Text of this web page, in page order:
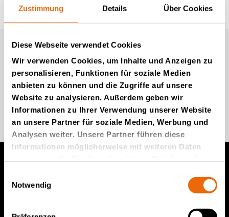
Zustimmung Details Über Cookies
Diese Webseite verwendet Cookies
Wir verwenden Cookies, um Inhalte und Anzeigen zu
personalisieren, Funktionen für soziale Medien
anbieten zu können und die Zugriffe auf unsere
Website zu analysieren. Außerdem geben wir
Informationen zu Ihrer Verwendung unserer Website
an unsere Partner für soziale Medien, Werbung und
Analysen weiter. Unsere Partner führen diese
Informationen möglicherweise mit weiteren Daten
gesammelt haben.
Notwendig
Newsletter von Tana (auf
Englisch)
Kommen Sie zu uns
Produkte von TANA